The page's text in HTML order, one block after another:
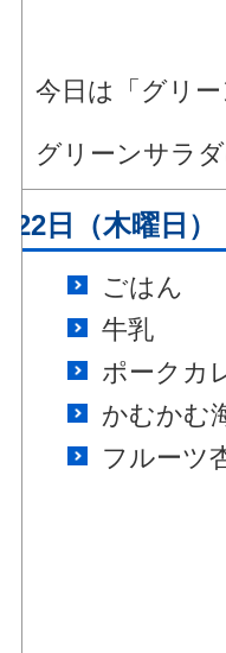
今日は「グリ
グリーンサラ
22日（木曜日）
ごはん
牛乳
ポークカ
かむかむ
フルーツ